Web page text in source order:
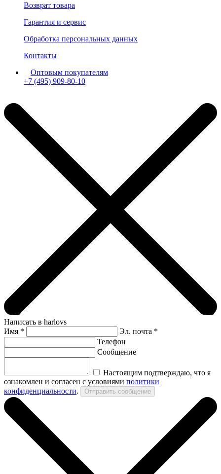
Возврат товара
Гарантия и сервис
Обработка персональных данных
Контакты
Оптовым покупателям
+7 (495) 909-80-10
Написать в harlovs
Имя *
Эл. почта *
Телефон
Сообщение
Настоящим подтверждаю, что я
ознакомлен и согласен с условиями политики
конфиденциальности.